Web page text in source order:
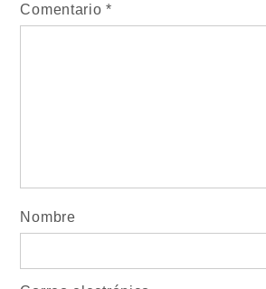
Comentario*
Nombre